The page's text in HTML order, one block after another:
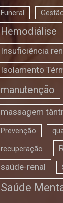
Funeral
Hemodiálise
Insuficiência
Isolamento
manutenção
massagem
Prevenção
recuperação
saúde-renal
Saúde